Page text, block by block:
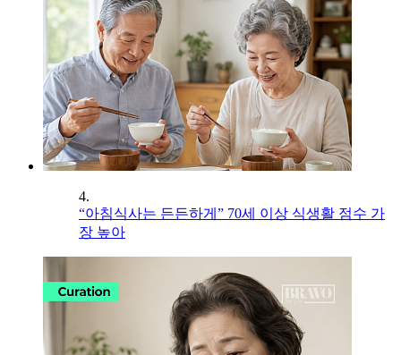
4.
“아침식사는 든든하게” 70세 이상 식생활 점수 가
장 높아